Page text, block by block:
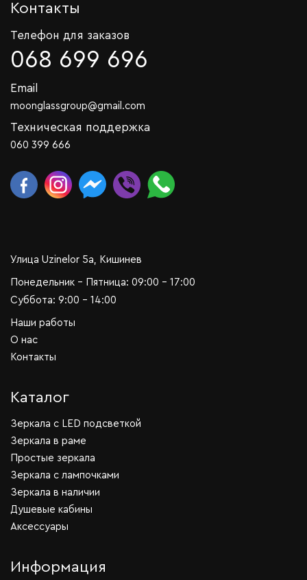
Контакты
Телефон для заказов
068 699 696
Email
moonglassgroup@gmail.com
Техническая поддержка
060 399 666
Улица Uzinelor 5a, Кишинев
Понедельник - Пятница: 09:00 - 17:00
Суббота: 9:00 - 14:00
Наши работы
О нас
Контакты
Каталог
Зеркала c LED подсветкой
Зеркала в раме
Простые зеркала
Зеркала с лампочками
Зеркала в наличии
Душевые кабины
Аксессуары
Информация